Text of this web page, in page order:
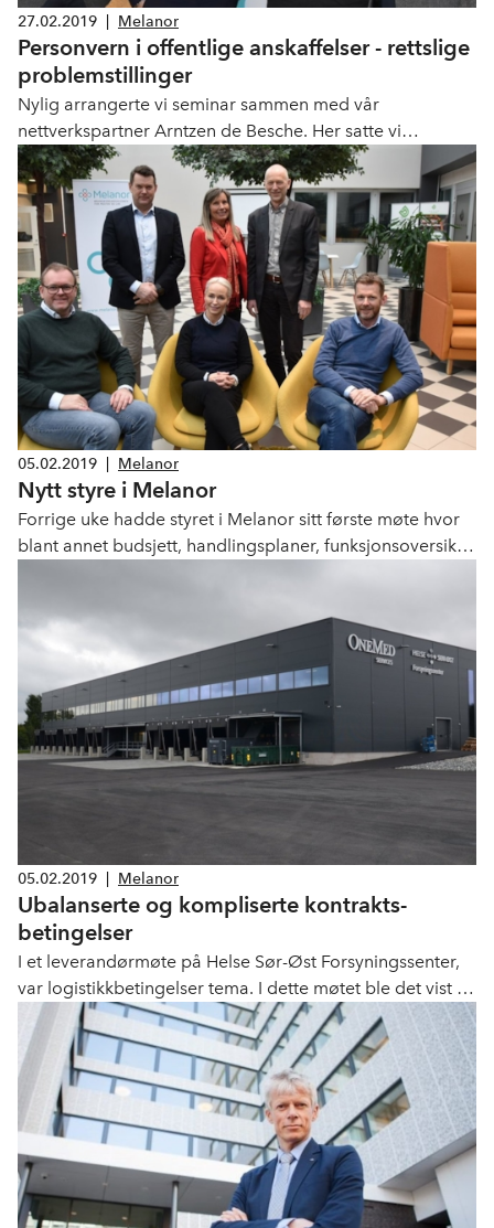
27.02.2019 Melanor
Personvern i offentlige anskaffelser - rettslige
problemstillinger
Nylig arrangerte vi seminar sammen med vår
nettverkspartner Arntzen de Besche. Her satte vi
søkelyset på ulike rettslige problemstillinger i
grenselandet mellom offentlige anskaffelser og
personvern med bruk av databehandleravtaler,
betydningen av pasientens samtykke, tilgang til
helsedata og ansvarsfordeling mellom pasient,
leverandør og sykehus.
05.02.2019 Melanor
Nytt styre i Melanor
Forrige uke hadde styret i Melanor sitt første møte hvor
blant annet budsjett, handlingsplaner, funksjonsoversikt
05.02.2019 Melanor
Ubalanserte og kompliserte kontrakts­
betingelser
I et leverandørmøte på Helse Sør-Øst Forsyningssenter,
var logistikkbetingelser tema. I dette møtet ble det vist til
at Melanor har akseptert dagens logistikkbetingelser.
Dette stemmer ikke.